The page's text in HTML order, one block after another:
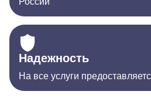
Надежность
На все услуги